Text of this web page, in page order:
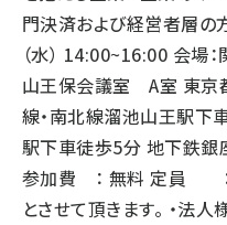
門決済および経営者層の
（水） 14:00~16:00 会場
山王保会議室 A室 東京
線・南北線溜池山王駅下
駅下車徒歩5分 地下鉄銀
参加費 ： 無料 定員 ：
とさせて頂きます。 ・法